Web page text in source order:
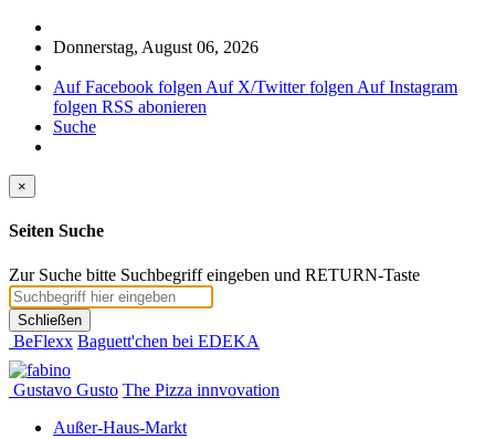
Donnerstag, August 06, 2026
Auf Facebook folgen Auf X/Twitter folgen Auf Instagram
folgen RSS abonieren
Suche
×
Seiten Suche
Zur Suche bitte Suchbegriff eingeben und RETURN-Taste
Schließen
BeFlexx Baguett'chen bei EDEKA
Gustavo Gusto The Pizza innvovation
Außer-Haus-Markt